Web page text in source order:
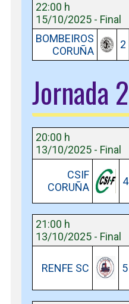
22:00 h
15/10/2025 - Final
BOMBEIROS
CORUÑA
2
Jornada 2
20:00 h
13/10/2025 - Final
CSIF
CORUÑA
4
21:00 h
13/10/2025 - Final
RENFE SC 5